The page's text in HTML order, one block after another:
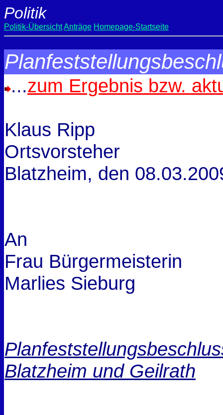
Politik
Politik-ÜbersichtAnträge Homepage-Startseite
...zum Ergebnis bzw.
Klaus Ripp
Ortsvorsteher
Blatzheim, den
An
Frau Bürgermeisterin
Marlies Sieburg
Blatzheim und Geilrath